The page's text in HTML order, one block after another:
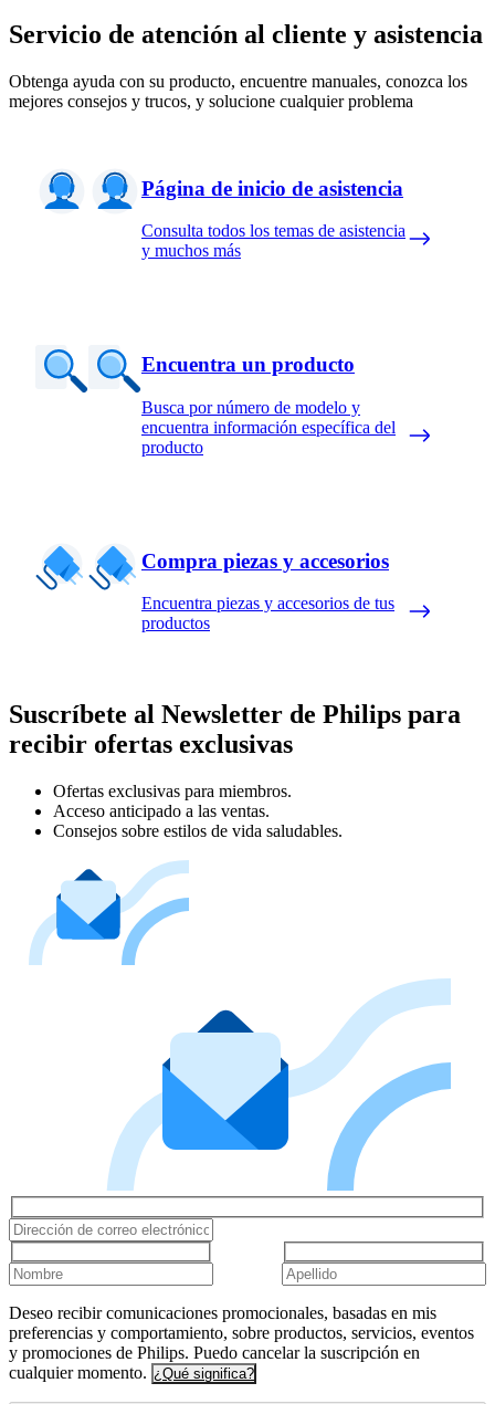
Servicio de atención al cliente y asistencia
Obtenga ayuda con su producto, encuentre manuales, conozca los
mejores consejos y trucos, y solucione cualquier problema
Página de inicio de asistencia
Consulta todos los temas de asistencia
y muchos más
Encuentra un producto
Busca por número de modelo y
encuentra información específica del
producto
Compra piezas y accesorios
Encuentra piezas y accesorios de tus
productos
Suscríbete al Newsletter de Philips para
recibir ofertas exclusivas
Ofertas exclusivas para miembros.
Acceso anticipado a las ventas.
Consejos sobre estilos de vida saludables.
Deseo recibir comunicaciones promocionales, basadas en mis
preferencias y comportamiento, sobre productos, servicios, eventos
y promociones de Philips. Puedo cancelar la suscripción en
cualquier momento. ¿Qué significa?